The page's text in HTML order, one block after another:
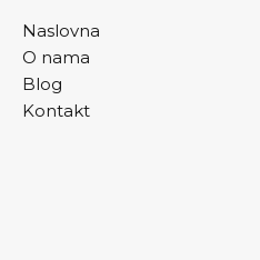
Naslovna
O nama
Blog
Kontakt